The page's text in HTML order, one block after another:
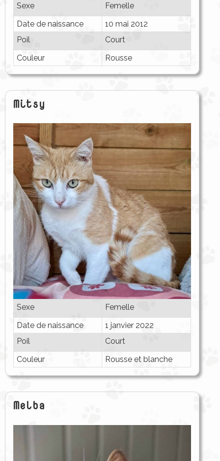
Sexe
Femelle
Date de naissance
10 mai 2012
Poil
Court
Couleur
Rousse
Mitsy
Sexe
Femelle
Date de naissance
1 janvier 2022
Poil
Court
Couleur
Rousse et blanche
Melba